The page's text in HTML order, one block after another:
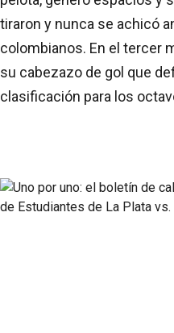
tiraron y nunca se achicó
colombianos. En el tercer
su cabezazo de gol que
clasificación para los